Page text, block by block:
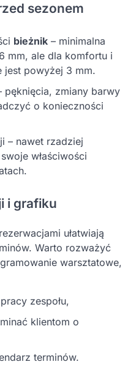
sezonem
bieżnik – minimalna
mm, ale dla komfortu i
jest powyżej 3 mm.
pęknięcia, zmiany barwy
o konieczności
– nawet rzadziej
właściwości
i grafiku
ułatwiają
Warto rozważyć
warsztatowe,
zespołu,
klientom o
terminów.